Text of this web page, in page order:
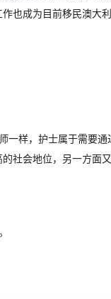
也成为目前移民澳大
一样，护士属于需要通
社会地位，另一方面